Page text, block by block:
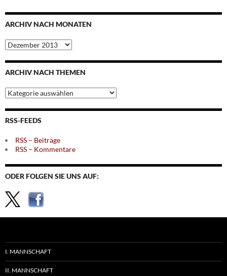
ARCHIV NACH MONATEN
Archiv
nach
Monaten
ARCHIV NACH THEMEN
Archiv
nach
Themen
RSS-FEEDS
RSS – Beiträge
RSS – Kommentare
ODER FOLGEN SIE UNS AUF:
I. MANNSCHAFT
II. MANNSCHAFT